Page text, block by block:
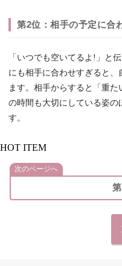
第2位：相手の予定に合
「いつでも空いてるよ!」と
にも相手に合わせすぎると
ます。相手からすると「重
の時間も大切にしている姿
す。
HOT ITEM
次のページへ